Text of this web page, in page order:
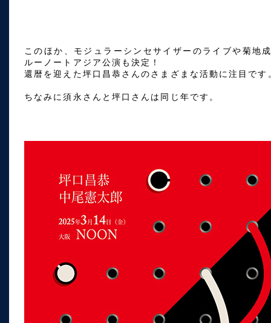
このほか、モジュラーシンセサイザーのライブや菊地
ルーノートアジア公演も決定！
還暦を迎えた坪口昌恭さんのさまざまな活動に注目です
ちなみに須永さんと坪口さんは同じ年です。